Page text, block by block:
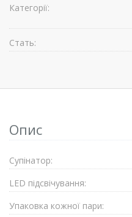
Категорії:
Стать:
Опис
Супiнатор:
LED підсвічування:
Упаковка кожної пари: